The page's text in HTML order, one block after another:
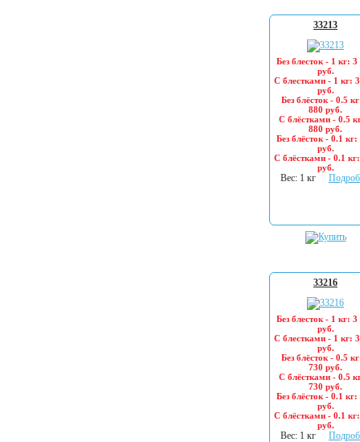
33213
Без блесток - 1 кг: 3
руб.
С блестками - 1 кг:
руб.
Без блёсток - 0.5
880 руб.
С блёстками - 0.5
880 руб.
Без блёсток - 0.1 кг:
руб.
С блёстками - 0.1
руб.
Вес: 1 кг
33216
Без блесток - 1 кг: 3
руб.
С блестками - 1 кг:
руб.
Без блёсток - 0.5
730 руб.
С блёстками - 0.5
730 руб.
Без блёсток - 0.1 кг:
руб.
С блёстками - 0.1
руб.
Вес: 1 кг